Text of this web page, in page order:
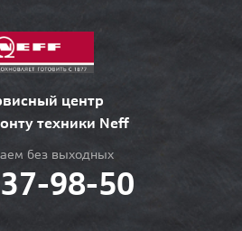
центр
техники Neff
без выходных
98-50